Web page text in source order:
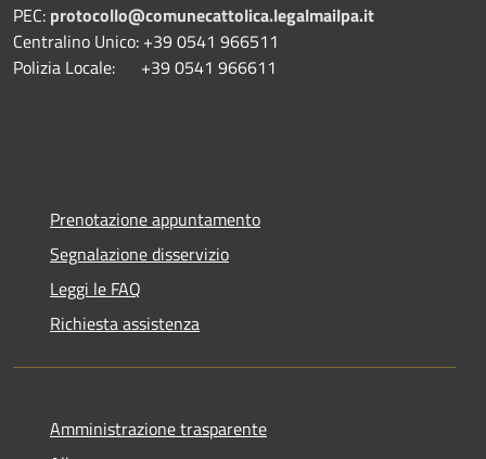
PEC: protocollo@comunecattolica.legalmailpa.it
Centralino Unico: +39 0541 966511
Polizia Locale: +39 0541 966611
Prenotazione appuntamento
Segnalazione disservizio
Leggi le FAQ
Richiesta assistenza
Amministrazione trasparente